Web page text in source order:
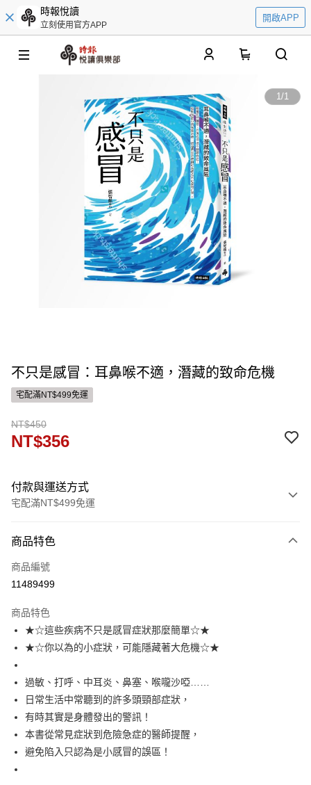
時報悅讀
立刻使用官方APP
開啟APP
1/1
不只是感冒：耳鼻喉不適，潛藏的致命危機
宅配滿NT$499免運
NT$450
NT$356
付款與運送方式
宅配滿NT$499免運
信用卡一次付款
運送方式
宅配
每筆NT$100，滿NT$499(含以上)免運費
商品特色
商品編號
11489499
商品特色
★☆這些疾病不只是感冒症狀那麼簡單☆★
★☆你以為的小症狀，可能隱藏著大危機☆★
過敏、打呼、中耳炎、鼻塞、喉嚨沙啞……
日常生活中常聽到的許多頭頸部症狀，
有時其實是身體發出的警訊！
本書從常見症狀到危險急症的醫師提醒，
避免陷入只認為是小感冒的誤區！